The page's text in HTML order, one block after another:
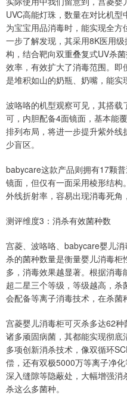
UVC高能灯珠，数量在对比机型
为宝宝用品消毒时，能实现全
一步了解发现，其采用8K医用
构，结合靶向双重叠复式UV杀
效率，有效扩大了消毒范围。
是堆积如山的奶瓶、奶嘴，能实
波咯咯的机型观察可见，其搭载
可，内胆配备4面镜面，基本能
排列布局，将进一步提升紫外
少盲区。
babycare这款产品则拥有17颗
镜面，但仅有一面采用棱形结
外线折射率，容易出现消毒死角
测评维度3：消杀有效菌种数
宫菱、波咯咯、babycare婴儿
杀的菌种数量是衡量婴儿消毒
多，消毒效果越显著。根据消毒
超二星三个等级，等级越高，
会配备等离子消毒技术，在杀菌
宫菱婴儿消毒柜可灭杀多达62
诸多顽固病菌，其都能实现彻底
多项创新消杀技术，像双循环
偿，还有双极5000万等离子净
深入缝隙等隐蔽处，大幅增强
杀这么多菌种。